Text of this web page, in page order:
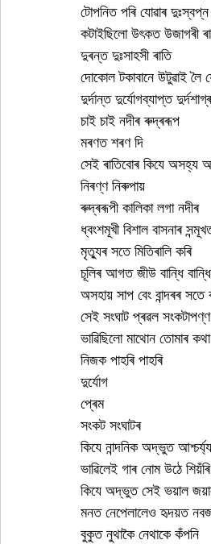
টোপনিত পৰি যোৱাৰ দুঃস্বপ্ন
কটাইছিলো উৎকত উজাগৰী
দুৰন্ত দুঃসাহসী ৰাতি
দোকোল টকাবানে উটুৱাই লৈ
দুৰ্দান্ত দুৰ্যোগব্যাপ্ত
চাই চাই নদীৰ ৰুদ্ৰৰূপ
মৰণত শৰণ দি
সেই ৰাতিবোৰ কিযে অসহ্য
নিৰণ্ণ নিৰুপায়
ৰুদ্ৰৰূপী কালিকা লগা নদীৰ
ধ্বংশমূখী বিশাল বাসনাৰ
মৃত্যুৰ সতে মিতিৰালি কৰি
চূলিৰ আগত জীউ বান্ধি বান্ধি
অসহায় সাপ বেং বান্দৰৰ সতে
সেই সংঘাট প্ৰৱল সংকটাপণ্ণ
ভাৱিছিলো মাথোন তোমাৰ কথা
নিজক পাহৰি পাহৰি
দুৰ্যোগ
প্ৰেম
সংকট সংঘাটৰ
কিযে নান্দনিক অদ্ভুত
ভাৱিলেই গাৰ নোম উঠে শিয়ঁৰি
কিযে অদ্ভুত সেই ভয়াল
মনত নেপেলালেও হৃদয়ত
বুকুত নুথাকৈ নেথাকে কঁপনি